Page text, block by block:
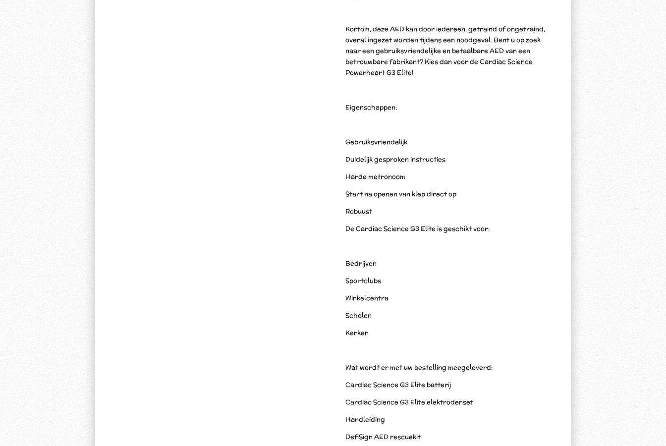
Kortom, deze AED kan door iedereen, getraind of ongetraind,
overal ingezet worden tijdens een noodgeval. Bent u op zoek
naar een gebruiksvriendelijke en betaalbare AED van een
betrouwbare fabrikant? Kies dan voor de Cardiac Science
Powerheart G3 Elite!
Eigenschappen:
Gebruiksvriendelijk
Duidelijk gesproken instructies
Harde metronoom
Start na openen van klep direct op
Robuust
De Cardiac Science G3 Elite is geschikt voor:
Bedrijven
Sportclubs
Winkelcentra
Scholen
Kerken
Wat wordt er met uw bestelling meegeleverd:
Cardiac Science G3 Elite batterij
Cardiac Science G3 Elite elektrodenset
Handleiding
DefiSign AED rescuekit